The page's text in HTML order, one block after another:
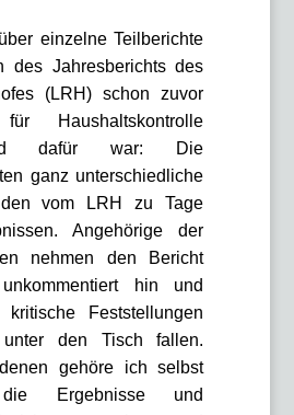
einzelne Teilberichte
des Jahresberichts des
(LRH) schon zuvor
Haushaltskontrolle
dafür war: Die
ganz unterschiedliche
vom LRH zu Tage
Angehörige der
nehmen den Bericht
hin und
kritische Feststellungen
den Tisch fallen.
gehöre ich selbst
Ergebnisse und